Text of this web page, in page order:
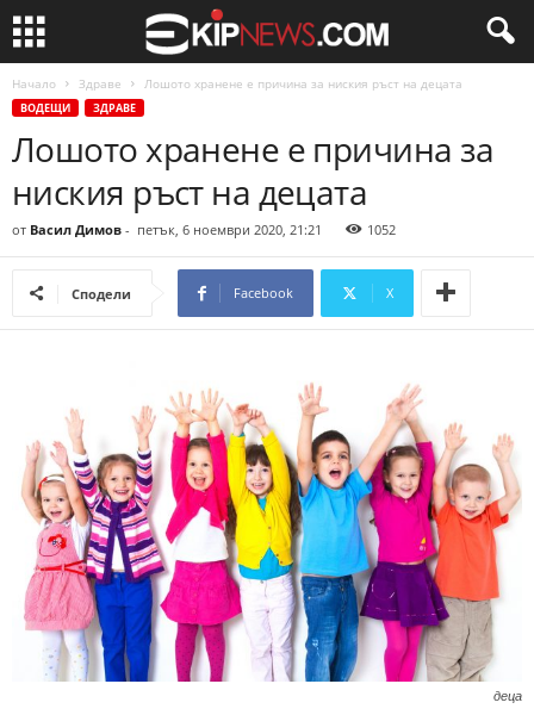
Начало Здраве Лошото хранене е причина за ниския ръст на децата
ВОДЕЩИ ЗДРАВЕ
Лошото хранене е причина за
ниския ръст на децата
от Васил Димов - петък, 6 ноември 2020, 21:21 1052
Сподели Facebook X
деца